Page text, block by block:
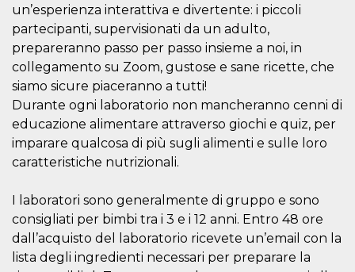
un’esperienza interattiva e divertente: i piccoli
partecipanti, supervisionati da un adulto,
prepareranno passo per passo insieme a noi, in
collegamento su Zoom, gustose e sane ricette, che
siamo sicure piaceranno a tutti!
Durante ogni laboratorio non mancheranno cenni di
educazione alimentare attraverso giochi e quiz, per
imparare qualcosa di più sugli alimenti e sulle loro
caratteristiche nutrizionali.
I laboratori sono generalmente di gruppo e sono
consigliati per bimbi tra i 3 e i 12 anni. Entro 48 ore
dall’acquisto del laboratorio ricevete un’email con la
lista degli ingredienti necessari per preparare la
fbssls_314278995690155
Session
wpEmojiSettingsSupports
Session
storage
cn_uc__
Local
storage
Nome
Provider /
Dominio
Scadenza Descrizione
c_user
Platform Inc.
settimane
utente. Può
essere di